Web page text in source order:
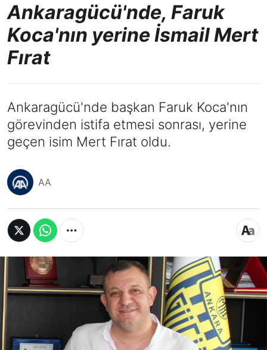
Ankaragücü'nde, Faruk
Koca'nın yerine İsmail Mert
Fırat
Ankaragücü'nde başkan Faruk Koca'nın
görevinden istifa etmesi sonrası, yerine
geçen isim Mert Fırat oldu.
AA